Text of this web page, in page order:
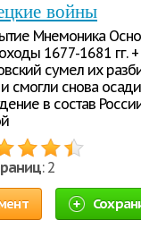
войны
Мнемоника
1677-1681 гг.
сумел их
смогли снова
в состав
: 2